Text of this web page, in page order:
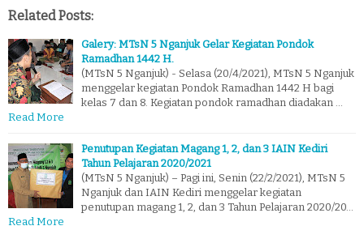
Related Posts:
Galery: MTsN 5 Nganjuk Gelar Kegiatan Pondok
Ramadhan 1442 H.
(MTsN 5 Nganjuk) - Selasa (20/4/2021), MTsN 5 Nganjuk
menggelar kegiatan Pondok Ramadhan 1442 H bagi
kelas 7 dan 8. Kegiatan pondok ramadhan diadakan …
Read More
Penutupan Kegiatan Magang 1, 2, dan 3 IAIN Kediri
Tahun Pelajaran 2020/2021
(MTsN 5 Nganjuk) – Pagi ini, Senin (22/2/2021), MTsN 5
Nganjuk dan IAIN Kediri menggelar kegiatan
penutupan magang 1, 2, dan 3 Tahun Pelajaran 2020/20…
Read More